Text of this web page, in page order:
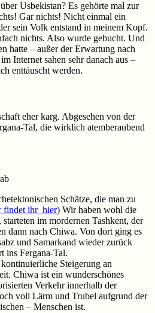
Usbekistan? Es gehörte mal zur
Gar nichts! Nicht einmal ein
sein Volk entstand in meinem Kopf.
nichts. Also wurde gebucht. Und
hatte – außer der Erwartung nach
Internet sahen sehr danach aus –
enttäuscht werden.
eher karg. Abgesehen von der
Tal, die wirklich atemberaubend
Schätze, die man zu
findet ihr hier) Wir haben wohl die
im mordernen Tashkent, der
dann nach Chiwa. Von dort ging es
und Samarkand wieder zurück
ins Fergana-Tal.
Steigerung an
Chiwa ist ein wunderschönes
Verkehr innerhalb der
voll Lärm und Trubel aufgrund der
– Menschen ist.